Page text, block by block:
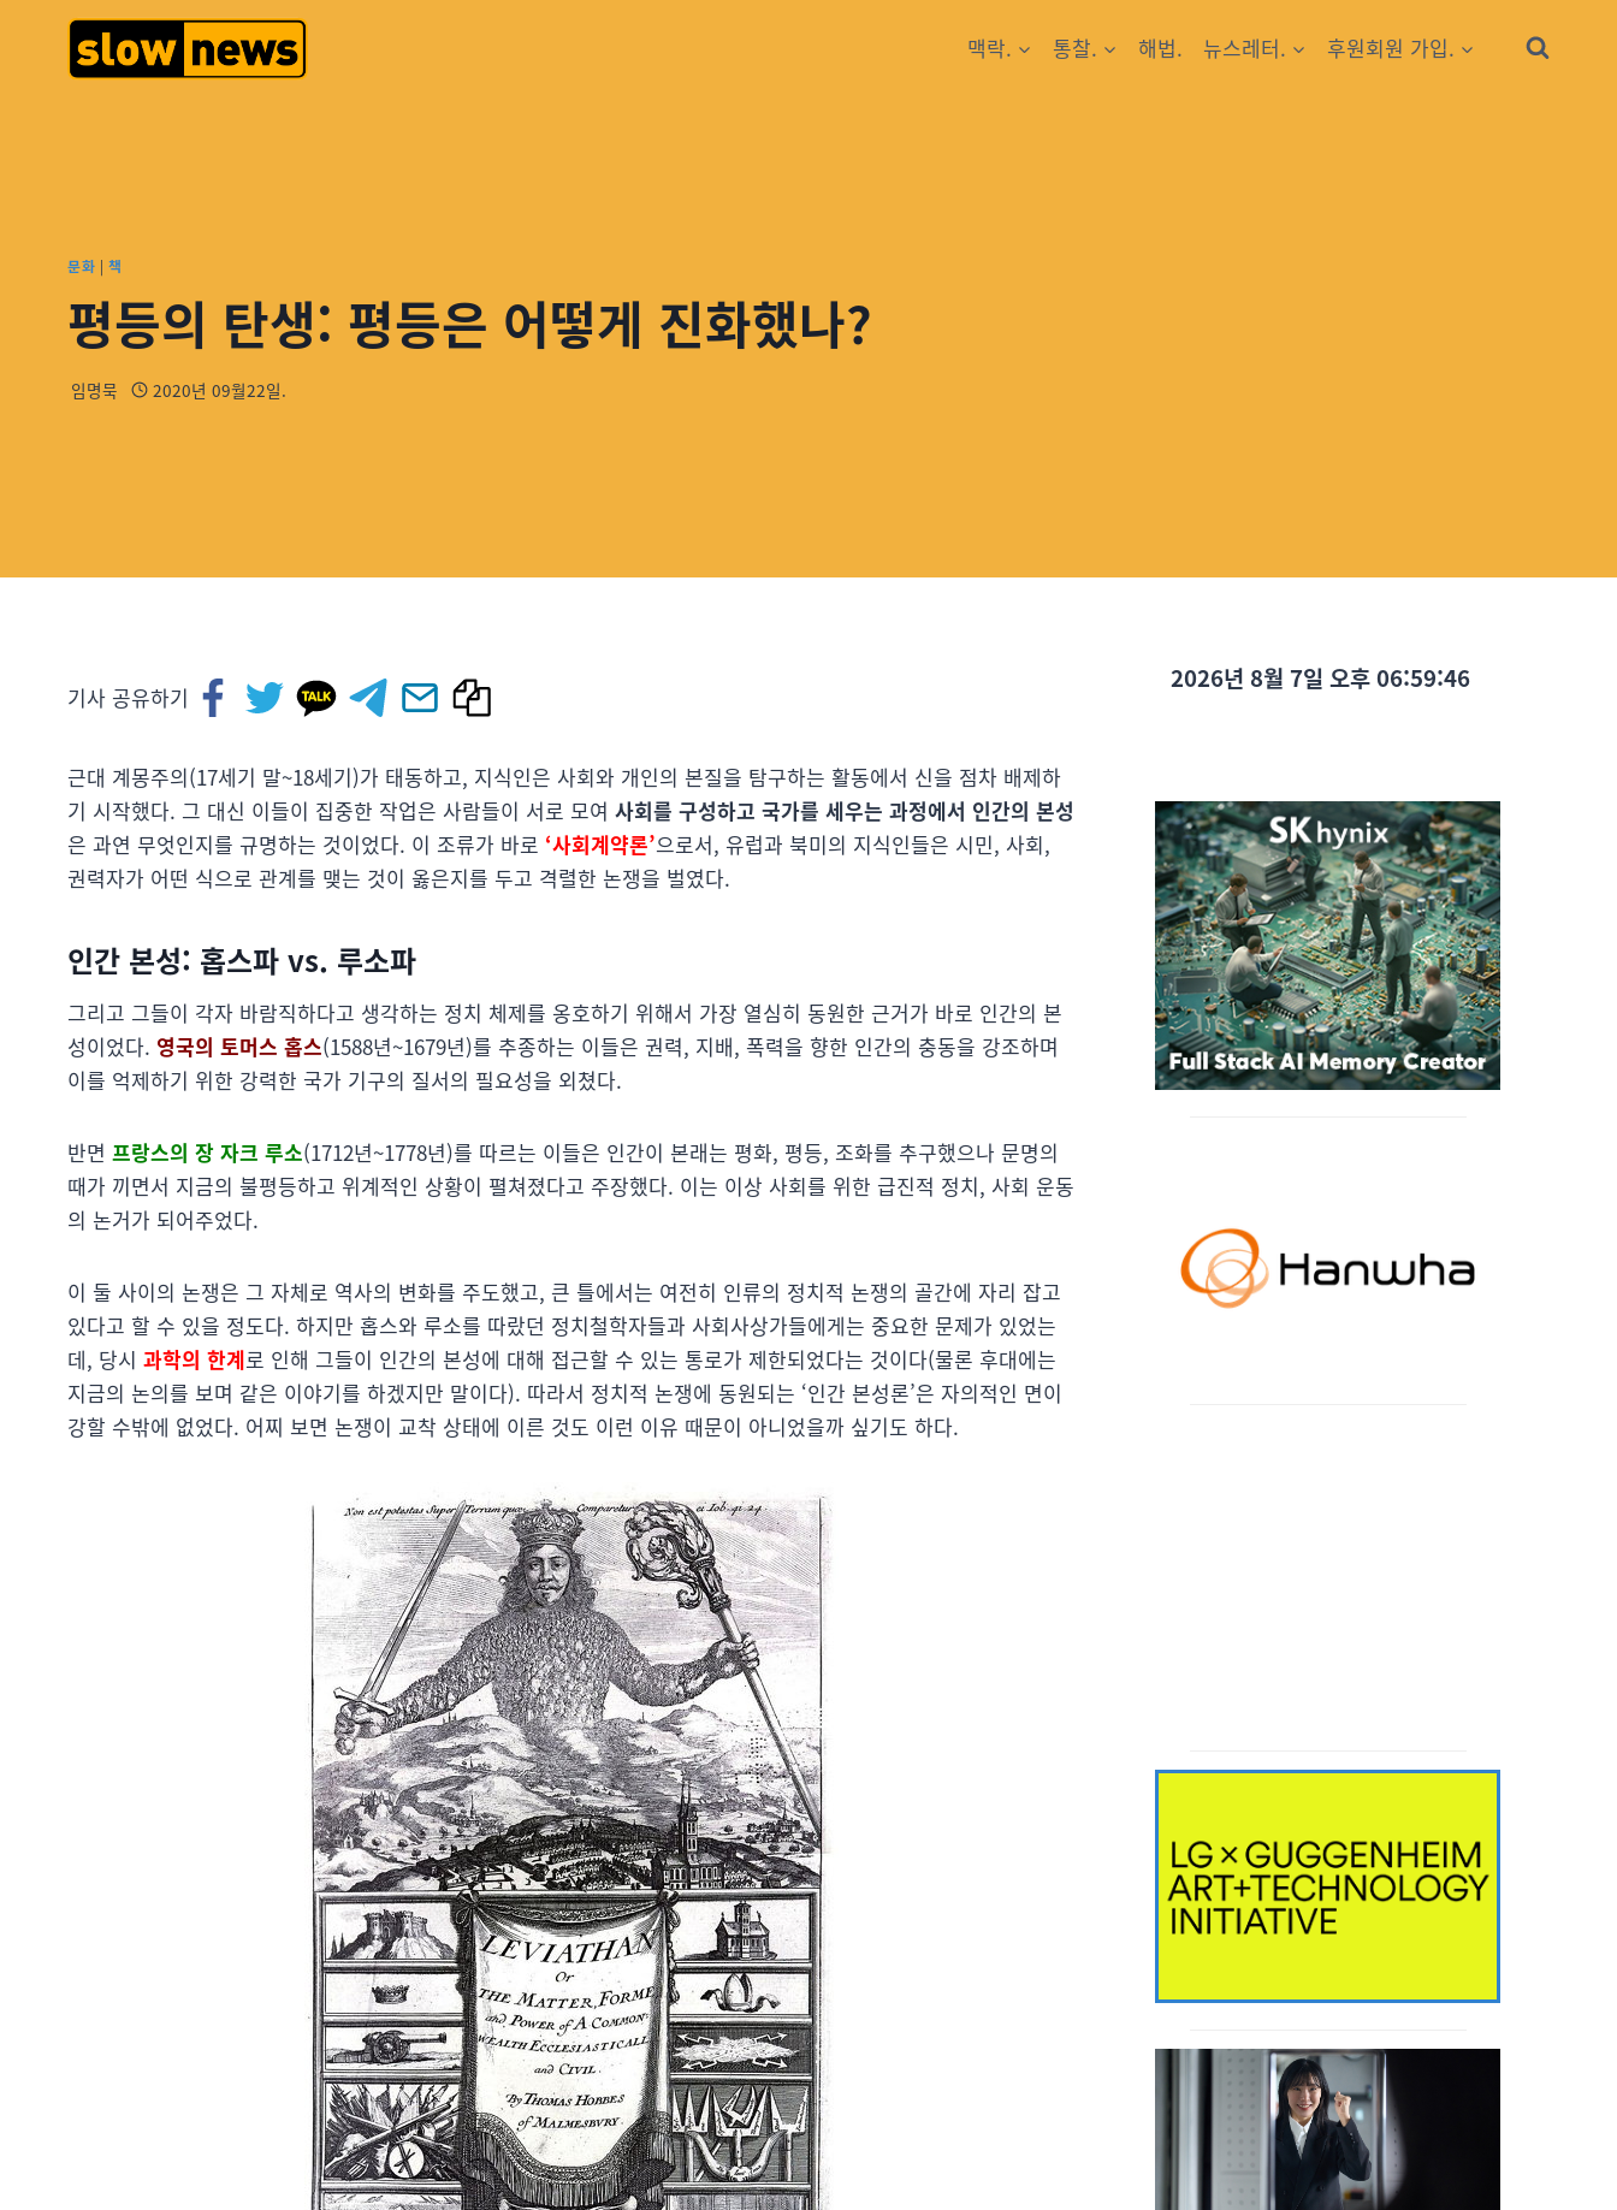
맥락. 통찰. 해법. 뉴스레터. 후원회원 가입.
문화 | 책
평등의 탄생: 평등은 어떻게 진화했나?
임명묵 2020년 09월22일.
기사 공유하기
근대 계몽주의(17세기 말~18세기)가 태동하고, 지식인은 사회와 개인의 본질을 탐구하는 활동에서 신을 점차 배제하
기 시작했다. 그 대신 이들이 집중한 작업은 사람들이 서로 모여 사회를 구성하고 국가를 세우는 과정에서 인간의 본성
은 과연 무엇인지를 규명하는 것이었다. 이 조류가 바로 ‘사회계약론’으로서, 유럽과 북미의 지식인들은 시민, 사회,
권력자가 어떤 식으로 관계를 맺는 것이 옳은지를 두고 격렬한 논쟁을 벌였다.
인간 본성: 홉스파 vs. 루소파
그리고 그들이 각자 바람직하다고 생각하는 정치 체제를 옹호하기 위해서 가장 열심히 동원한 근거가 바로 인간의 본
성이었다. 영국의 토머스 홉스(1588년~1679년)를 추종하는 이들은 권력, 지배, 폭력을 향한 인간의 충동을 강조하며
이를 억제하기 위한 강력한 국가 기구의 질서의 필요성을 외쳤다.
반면 프랑스의 장 자크 루소(1712년~1778년)를 따르는 이들은 인간이 본래는 평화, 평등, 조화를 추구했으나 문명의
때가 끼면서 지금의 불평등하고 위계적인 상황이 펼쳐졌다고 주장했다. 이는 이상 사회를 위한 급진적 정치, 사회 운동
의 논거가 되어주었다.
이 둘 사이의 논쟁은 그 자체로 역사의 변화를 주도했고, 큰 틀에서는 여전히 인류의 정치적 논쟁의 골간에 자리 잡고
있다고 할 수 있을 정도다. 하지만 홉스와 루소를 따랐던 정치철학자들과 사회사상가들에게는 중요한 문제가 있었는
데, 당시 과학의 한계로 인해 그들이 인간의 본성에 대해 접근할 수 있는 통로가 제한되었다는 것이다(물론 후대에는
지금의 논의를 보며 같은 이야기를 하겠지만 말이다). 따라서 정치적 논쟁에 동원되는 ‘인간 본성론’은 자의적인 면이
강할 수밖에 없었다. 어찌 보면 논쟁이 교착 상태에 이른 것도 이런 이유 때문이 아니었을까 싶기도 하다.
2026년 8월 7일 오후 06:59:47